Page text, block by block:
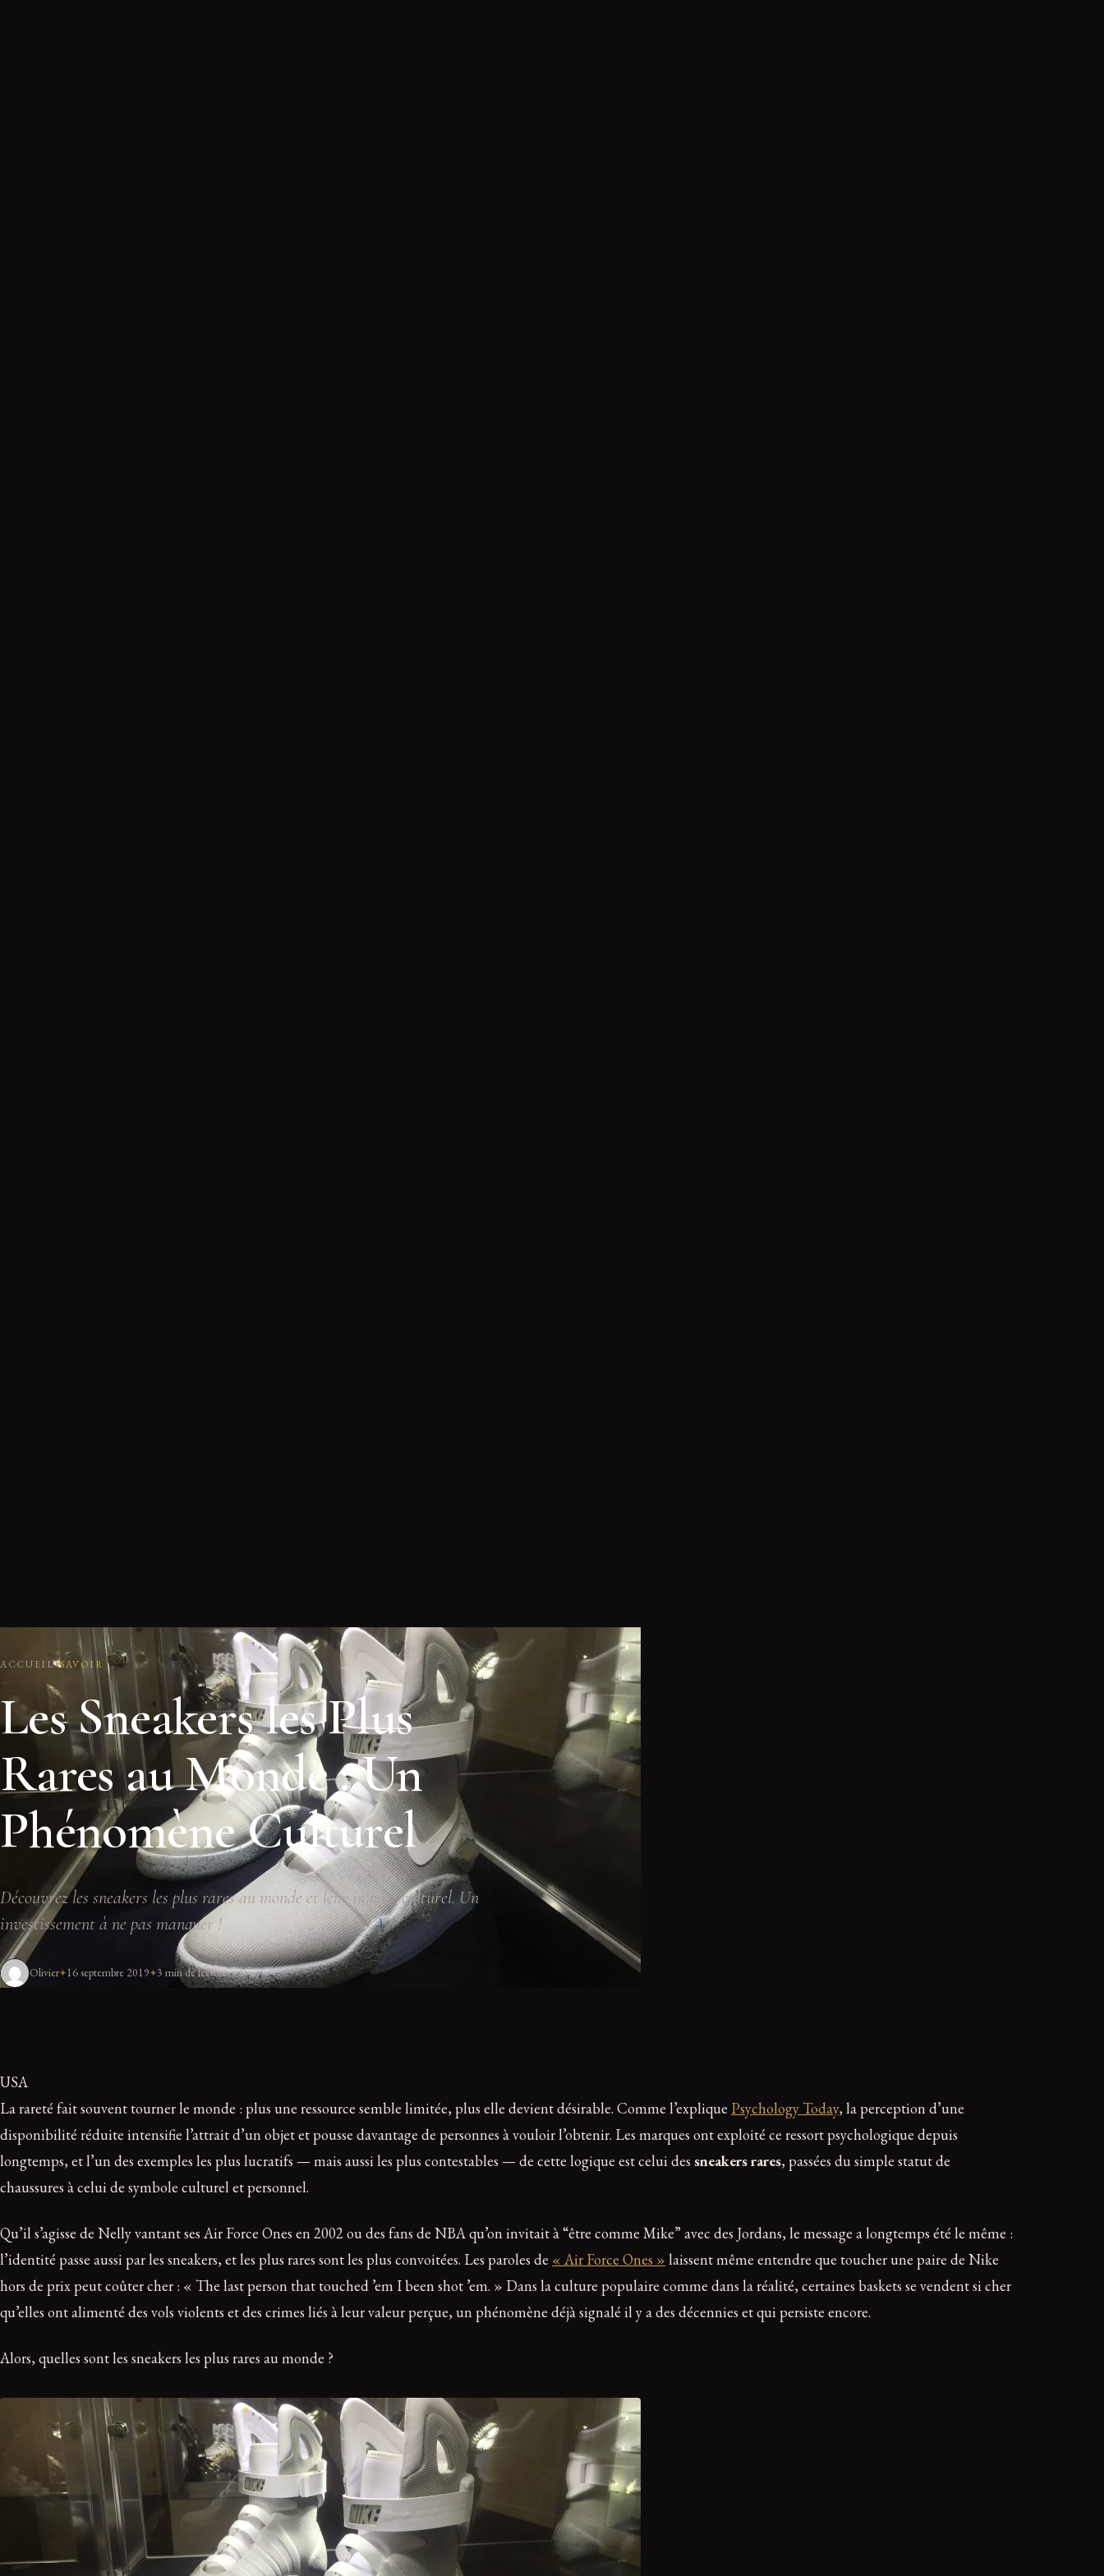
ACCUEIL SAVOIR
Les Sneakers les Plus
Rares au Monde : Un
Phénomène Culturel
Découvrez les sneakers les plus rares au monde et leur impact culturel. Un
investissement à ne pas manquer !
Olivier 16 septembre 2019 3 min de lecture
USA
La rareté fait souvent tourner le monde : plus une ressource semble limitée, plus elle devient désirable. Comme l’explique Psychology Today, la perception d’une
disponibilité réduite intensifie l’attrait d’un objet et pousse davantage de personnes à vouloir l’obtenir. Les marques ont exploité ce ressort psychologique depuis
longtemps, et l’un des exemples les plus lucratifs — mais aussi les plus contestables — de cette logique est celui des sneakers rares, passées du simple statut de
chaussures à celui de symbole culturel et personnel.
Qu’il s’agisse de Nelly vantant ses Air Force Ones en 2002 ou des fans de NBA qu’on invitait à “être comme Mike” avec des Jordans, le message a longtemps été le même :
l’identité passe aussi par les sneakers, et les plus rares sont les plus convoitées. Les paroles de « Air Force Ones » laissent même entendre que toucher une paire de Nike
hors de prix peut coûter cher : « The last person that touched ’em I been shot ’em. » Dans la culture populaire comme dans la réalité, certaines baskets se vendent si cher
qu’elles ont alimenté des vols violents et des crimes liés à leur valeur perçue, un phénomène déjà signalé il y a des décennies et qui persiste encore.
Alors, quelles sont les sneakers les plus rares au monde ?